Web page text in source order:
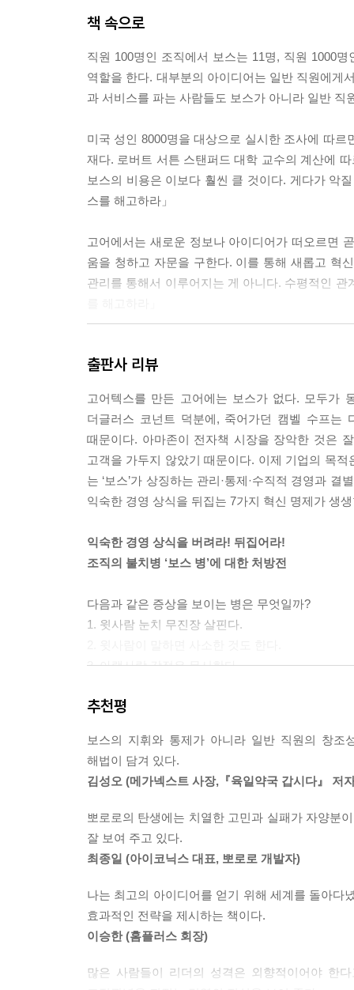
│훔치기의 대가 피카소│아이디어의 도둑 엘리엇
피카소의 계승자, 스티브 잡스
│빌 게이츠에게 혁신을 빼앗기다│성숙한 모방가로
모방도 속도전이다, 삼성전자
│신속한 의사 결정으로 도시바를 뛰어넘다│모방
전략② 뜻밖의 용의자를 찾아라
전략③ 나만의 핵심 경쟁력과 결합하라
요약
1만 시간의 훈련이 필요하다
아이에게 얻은 직관, 뽀로로 아빠 최종일
상대성이론은 직관의 산물, 아인슈타인
생각을 디자인하다, A. G. 래플리
전략② 타인과 어울려 교감하라
전략③ 이론의 안내를 받아라
전략④ 직관을 검증하라
│프리모텀 테스트│패턴·규칙성 테스트│과도한
전략⑤ 탁월한 직관을 얻는 4단계
요약
5장 소비자를 훈련시켜라
│미약했던 초기 성과│대학생과 젊은 층에 집중하
이케아, 고객에게 과업을 부여하다
전략① 고객 비전을 정립하라
전략② 적합한 고객만 태워라
│부적합한 사람은 아예 태우지 마라│환자를 치료
전략③ 평판으로 고객을 자극하라
6장 자기 비즈니스를 스스로 파괴하라
디지털 음악 시장을 창조한 애플
│CD 시장에 집착한 음반 회사들│CD 시장을 파괴
카카오톡이 파괴한 문자 메시지 시장
전략① 고객을 가두지 마라
책 속으로
직원 100명인 조직에서 보스는 11명, 직원 1000
역할을 한다. 대부분의 아이디어는 일반 직원에게
과 서비스를 파는 사람들도 보스가 아니라 일반
미국 성인 8000명을 대상으로 실시한 조사에 따
재다. 로버트 서튼 스탠퍼드 대학 교수의 계산에
보스의 비용은 이보다 훨씬 클 것이다. 게다가 악
스를 해고하라」
고어에서는 새로운 정보나 아이디어가 떠오르면
움을 청하고 자문을 구한다. 이를 통해 새롭고 혁
관리를 통해서 이루어지는 게 아니다. 수평적인
의 비중이 35.9퍼센트로, 외향적이라고 응답한
코넌트는 조직 안에 ‘신뢰’와 ‘업무 몰입도’라는
명했고 그렇지 못한 리더들은 내보냈다. 직원들에
에 진심으로 관심을 기울였다. 그 결과 직원들은
게이츠는 PC 운영체제에 관한 한 탁월한 모방가
스를 주었기 때문이다. 그 결과, 잡스가 아니라 게
내면의 목소리를 들었을 것이다. 그러나 훈련되
패를 거치고 난 뒤에 최 대표는 아동용 또는 초등
래플리는 소비자 심층 면접 결과를 재검토했다.
열렬히 좋아하지 않는 것은 분명한 사실이었다.
을 한 가지 이상 언급했다. 최종적으로 래플리는
“GE는 (전통적인 라이벌인) 필립스, 지멘스, 롤스
지만 신흥 거인들은 새로운 패러다임을 창조하는
어떤 이들은 ‘고객을 가두지 않는다’는 철학이 구
기 때문이다. 그러나 우메어 하크 소장의 얘기는
한다. 덕분에 구글의 경쟁력은 계속 진화한다.”
출판사 리뷰
고어텍스를 만든 고어에는 보스가 없다. 모두가
더글러스 코넌트 덕분에, 죽어가던 캠벨 수프는
때문이다. 아마존이 전자책 시장을 장악한 것은
고객을 가두지 않았기 때문이다. 이제 기업의 목
는 ‘보스’가 상징하는 관리·통제·수직적 경영과
익숙한 경영 상식을 뒤집는 7가지 혁신 명제가 생
익숙한 경영 상식을 버려라! 뒤집어라!
조직의 불치병 ‘보스 병’에 대한 처방전
다음과 같은 증상을 보이는 병은 무엇일까?
1. 윗사람 눈치 무진장 살핀다.
3. 아랫사람 감정은 무시한다.
5. 직접 하는 게 없다. 오로지 시키기만 한다.
7. 욕심은 무진장 많다.
정답은 ‘보스 병’이다. 직장생활을 어느 정도 해
‘불치병’이란다. 규모가 어느 정도 되는 기업이라
어느 재벌 기업 오너가 말레이시아에 갔다. 하필
사진을 검색해 요리사에게 보여 주며 다그친 끝
임원이 말했다. “배가 부른데, 까스활명수 없니?”
혁신적인 아이디어를 내고 실행하는 일은 꿈도
경영학은 언제나 직원을 관리·통제의 대상으로 여
『보스를 해고하라』는 지금껏 당연하게 여겨 온
추천평
보스의 지휘와 통제가 아니라 일반 직원의 창조
해법이 담겨 있다.
김성오 (메가넥스트 사장,『육일약국 갑시다』 저
뽀로로의 탄생에는 치열한 고민과 실패가 자양분
잘 보여 주고 있다.
최종일 (아이코닉스 대표, 뽀로로 개발자)
나는 최고의 아이디어를 얻기 위해 세계를 돌아다
효과적인 전략을 제시하는 책이다.
이승한 (홈플러스 회장)
많은 사람들이 리더의 성격은 외향적이어야 한